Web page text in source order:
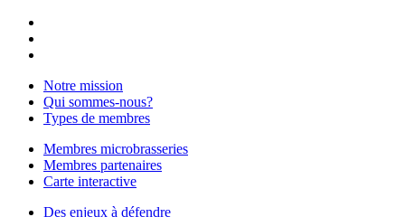
Notre mission
Qui sommes-nous?
Types de membres
Membres microbrasseries
Membres partenaires
Carte interactive
Des enjeux à défendre